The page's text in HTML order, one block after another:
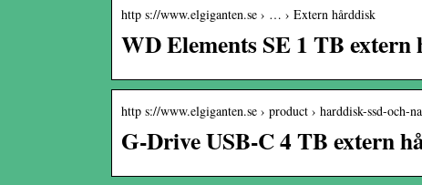
http s://www.elgiganten.se › … › Extern hårddisk
WD Elements SE 1 TB
http s://www.elgiganten.se › product › harddisk-ssd-och-
G-Drive USB-C 4 TB extern